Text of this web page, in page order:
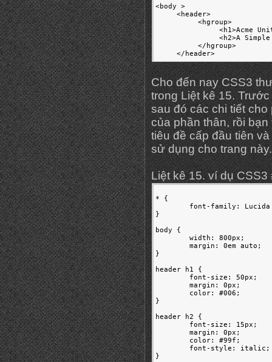
<body >
     <header>
          <hgroup>
<h1>Acme
<h2>A
          </hgroup>
     </header>
Cho đến nay CSS3
trong Liệt kê 15.
sau đó các chi tiết
của phần thân, rồi
tiêu đề cấp đầu tiên
sử dụng cho trang này.
Liệt kê 15. ví dụ CSS3
* {
}
body {
	width: 800px;
	margin: 0em auto;
}
header h1 {
	margin: 0px;
}
header h2 {
	margin: 0px;
}